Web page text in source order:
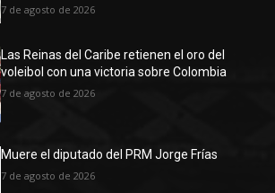
7 de agosto de 2026
Las Reinas del Caribe retienen el oro del
voleibol con una victoria sobre Colombia
7 de agosto de 2026
Muere el diputado del PRM Jorge Frías
7 de agosto de 2026